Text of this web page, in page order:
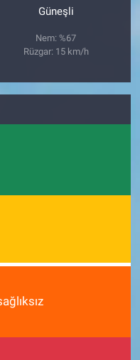
Güneşli
Nem: %67
Rüzgar: 15 km/h